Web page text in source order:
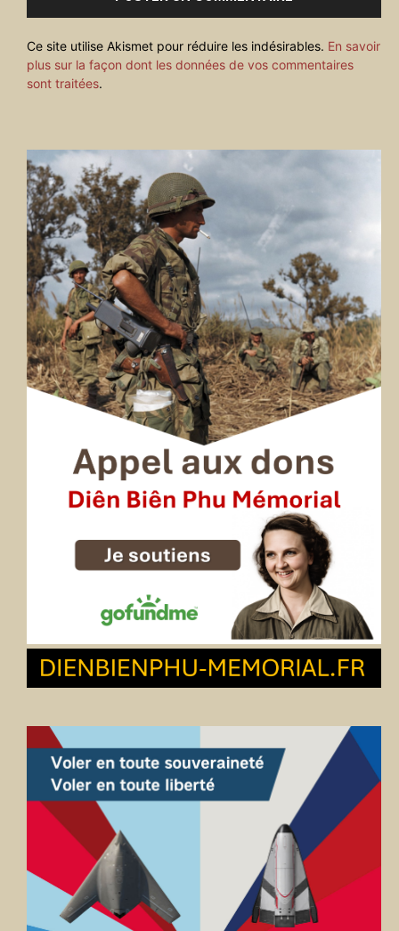
Ce site utilise Akismet pour réduire les indésirables. En savoir
plus sur la façon dont les données de vos commentaires
sont traitées.